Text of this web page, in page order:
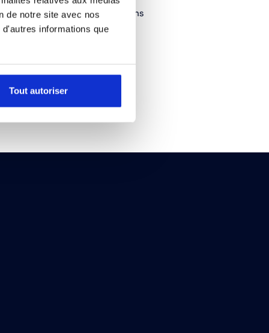
de notre site avec nos
informations que
Tout autoriser
capables de s’intégrer dans
!